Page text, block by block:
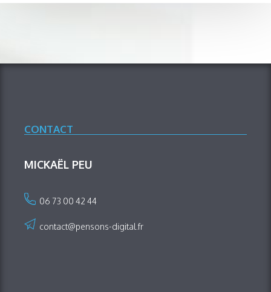
CONTACT
MICKAËL PEU
06 73 00 42 44
contact@pensons-digital.fr